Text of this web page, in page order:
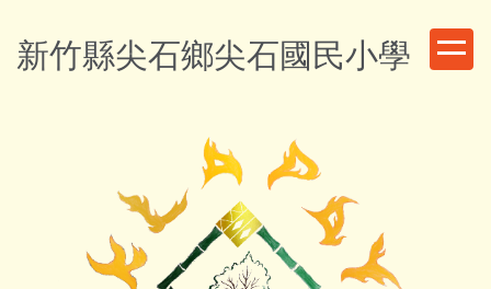
到
主
新竹縣尖石鄉尖石國民小學